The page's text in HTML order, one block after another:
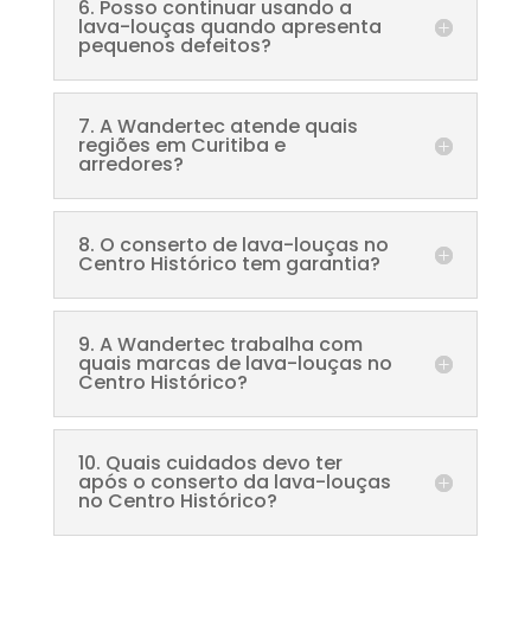
6. Posso continuar usando a
lava-louças quando apresenta
pequenos defeitos?
7. A Wandertec atende quais
regiões em Curitiba e
arredores?
8. O conserto de lava-louças no
Centro Histórico tem garantia?
9. A Wandertec trabalha com
quais marcas de lava-louças no
Centro Histórico?
10. Quais cuidados devo ter
após o conserto da lava-louças
no Centro Histórico?